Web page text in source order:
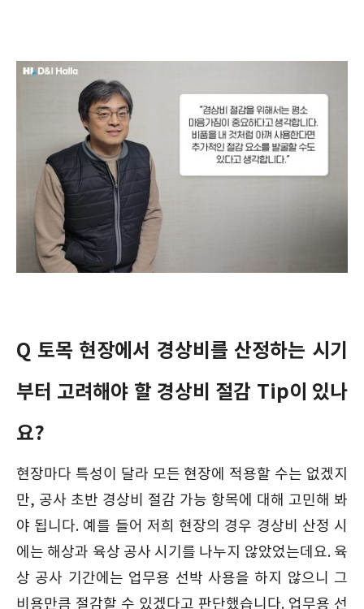
Q 토목 현장에서 경상비를 산정하는 시기
부터 고려해야 할 경상비 절감 Tip이 있나
요?
현장마다 특성이 달라 모든 현장에 적용할 수는 없겠지
만, 공사 초반 경상비 절감 가능 항목에 대해 고민해 봐
야 됩니다. 예를 들어 저희 현장의 경우 경상비 산정 시
에는 해상과 육상 공사 시기를 나누지 않았었는데요. 육
상 공사 기간에는 업무용 선박 사용을 하지 않으니 그
비용만큼 절감할 수 있겠다고 판단했습니다. 업무용 선